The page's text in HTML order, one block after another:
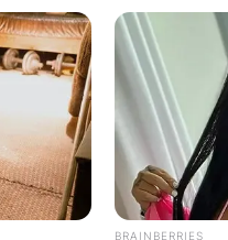
голем број
BRAINBERRIES